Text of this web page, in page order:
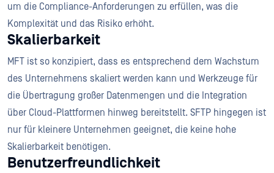
um die Compliance-Anforderungen zu erfüllen, was die
Komplexität und das Risiko erhöht.
Skalierbarkeit
MFT ist so konzipiert, dass es entsprechend dem Wachstum
des Unternehmens skaliert werden kann und Werkzeuge für
die Übertragung großer Datenmengen und die Integration
über Cloud-Plattformen hinweg bereitstellt. SFTP hingegen ist
nur für kleinere Unternehmen geeignet, die keine hohe
Skalierbarkeit benötigen.
Benutzerfreundlichkeit